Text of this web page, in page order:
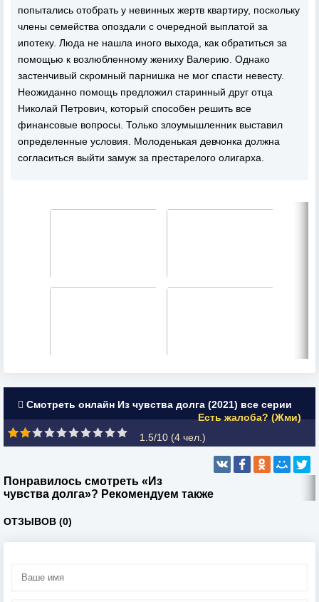
попытались отобрать у невинных жертв квартиру, поскольку
члены семейства опоздали с очередной выплатой за
ипотеку. Люда не нашла иного выхода, как обратиться за
помощью к возлюбленному жениху Валерию. Однако
застенчивый скромный парнишка не мог спасти невесту.
Неожиданно помощь предложил старинный друг отца
Николай Петрович, который способен решить все
финансовые вопросы. Только злоумышленник выставил
определенные условия. Молоденькая девчонка должна
согласиться выйти замуж за престарелого олигарха.
Смотреть онлайн Из чувства долга (2021) все серии
Есть жалоба? (Жми)
1.5/10 (4 чел.)
Понравилось смотреть «Из
чувства долга»? Рекомендуем также
ОТЗЫВОВ (0)